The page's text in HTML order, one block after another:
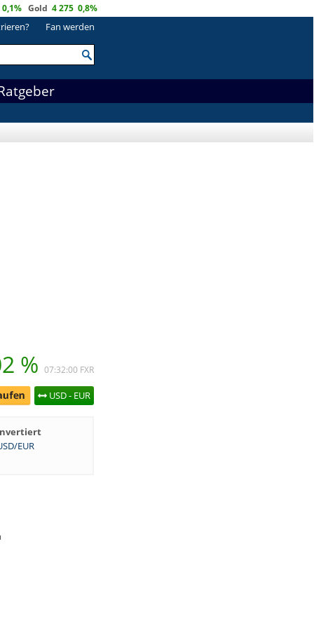
0,1% Gold 4 275 0,8%
Fan werden
% 07:32:00 FXR
USD - EUR
EUR